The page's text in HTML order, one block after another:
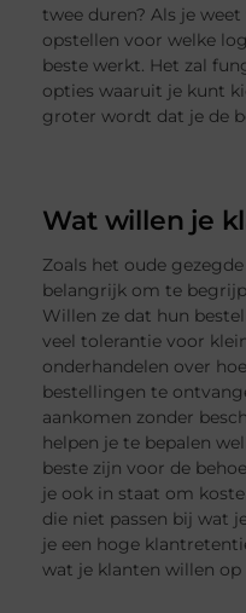
twee duren? Als je
opstellen voor welke
beste werkt. Het zal
opties waaruit je kunt
groter wordt dat je de
Wat willen je
Zoals het oude
belangrijk om te
Willen ze dat hun
veel tolerantie voor
onderhandelen over
bestellingen te
aankomen zonder
helpen je te bepalen
beste zijn voor de
je ook in staat om
die niet passen bij wat
je een hoge
wat je klanten willen